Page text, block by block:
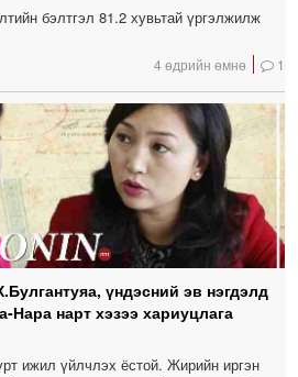
бэлтгэл 81.2 хувьтай үргэлжилж
4 өдрийн өмнө 1
үндэсний эв нэгдэлд
нарт хэзээ хариуцлага
ижил үйлчлэх ёстой. Жирийн иргэн